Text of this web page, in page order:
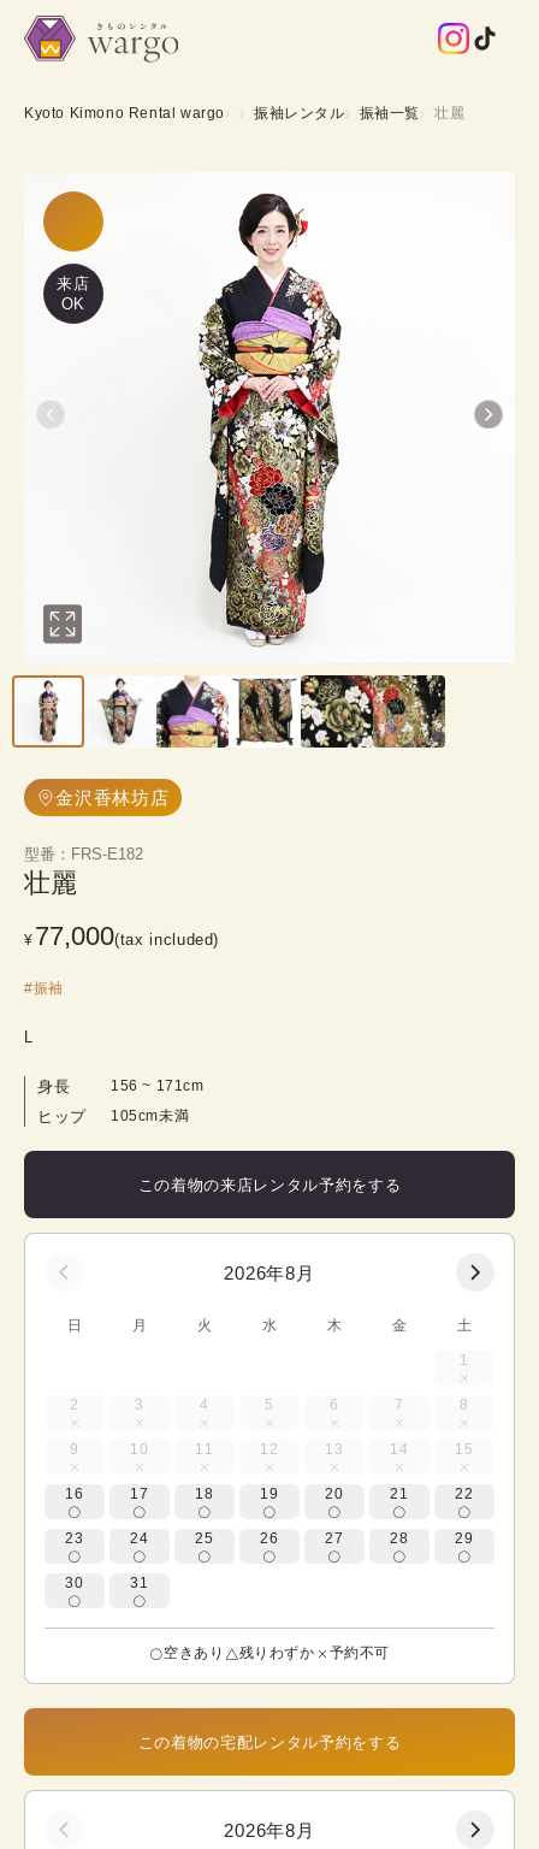
Kyoto Kimono Rental wargo 振袖レンタル 振袖一覧 壮麗
来店
OK
金沢香林坊店
型番 ： FRS-E182
壮麗
¥ 77,000(tax included)
#振袖
L
身長 156 ~ 171cm
ヒップ 105cm未満
この着物の来店レンタル予約をする
2026年8月
日 月 火 水 木 金 土
1
2 3 4 5 6 7 8
9 10 11 12 13 14 15
16 17 18 19 20 21 22
23 24 25 26 27 28 29
30 31
空きあり 残りわずか 予約不可
この着物の宅配レンタル予約をする
2026年8月